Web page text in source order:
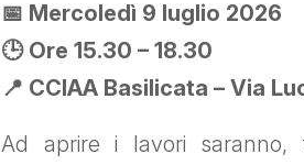
📅 Mercoledì 9 luglio 2026
🕒 Ore 15.30 – 18.30
📍 CCIAA Basilicata – Via
Ad aprire i lavori